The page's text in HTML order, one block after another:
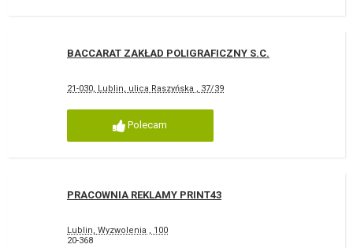
BACCARAT ZAKŁAD POLIGRAFICZNY S.C.
21-030, Lublin, ulica Raszyńska , 37/39
Polecam
PRACOWNIA REKLAMY PRINT43
Lublin, Wyzwolenia , 100
20-368